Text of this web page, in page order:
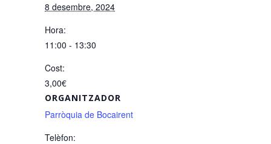
8 desembre, 2024
Hora:
11:00 - 13:30
Cost:
3,00€
ORGANITZADOR
Parròquia de Bocairent
Telèfon: